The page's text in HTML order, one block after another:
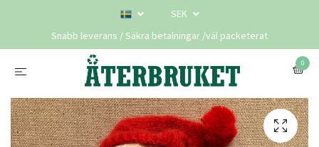
SEK
Snabb leverans / Säkra betalningar /väl packeterat
0